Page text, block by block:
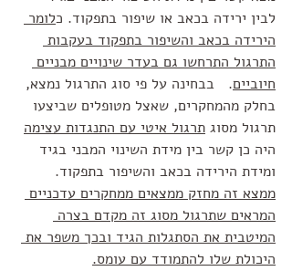
לבין ירידה בכאב או שיפור בתפקוד. כלומר
הירידה בכאב והשיפור בתפקוד בעקבות
התרגול התרחשו גם בעדר שינויים מבניים
חיוביים.   בבחינה על פי סוג התרגול נמצא,
בחלק מהמחקרים, שאצל מטופלים שביצעו
תרגול מסוג תרגול איטי עם התנגדות עצימה
היה כן קשר בין מידת השינוי המבני בגיד
ומידת הירידה בכאב והשיפור בתפקוד.
ממצא זה מחזק ממצאים ממחקרים עדכניים
המראים שתרגול מסוג זה מקדם בצרה
המיטבית את הסתגלות הגיד ובכך משפר את
היכולת שלו להתמודד עם עומס.